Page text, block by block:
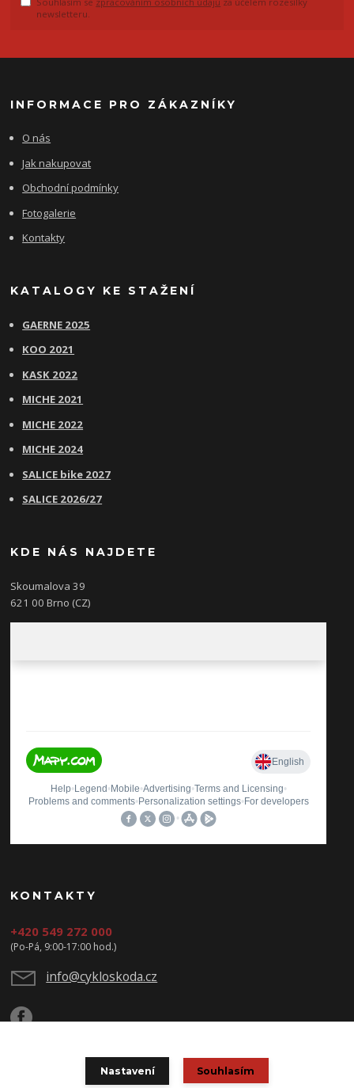
newsletteru.
INFORMACE PRO ZÁKAZNÍKY
O nás
Jak nakupovat
Obchodní podmínky
Fotogalerie
Kontakty
KATALOGY KE STAŽENÍ
GAERNE 2025
KOO 2021
KASK 2022
MICHE 2021
MICHE 2022
MICHE 2024
SALICE bike 2027
SALICE 2026/27
KDE NÁS NAJDETE
Skoumalova 39
621 00 Brno (CZ)
KONTAKTY
+420 549 272 000
(Po-Pá, 9:00-17:00 hod.)
info@cykloskoda.cz
Nastavení Souhlasím